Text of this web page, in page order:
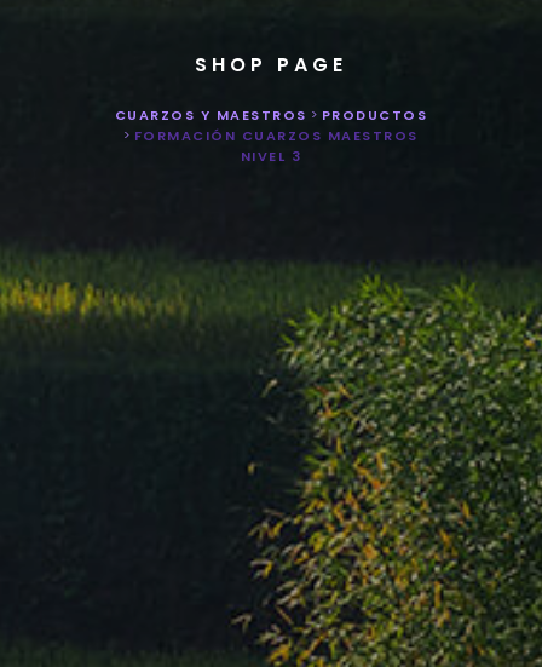
SHOP PAGE
CUARZOS Y MAESTROS > PRODUCTOS
> FORMACIÓN CUARZOS MAESTROS
NIVEL 3